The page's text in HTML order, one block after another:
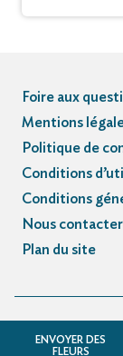
ENVOYER DES
FLEURS
Foire aux
Mentions
Politique de
Conditions
Conditions
Nous contacter
Plan du site
©